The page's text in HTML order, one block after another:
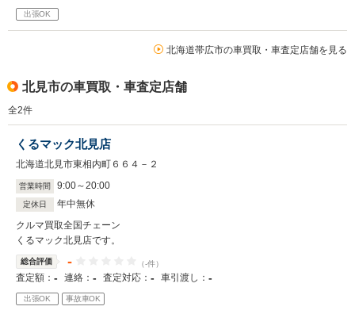
出張OK
北海道帯広市の車買取・車査定店舗を見る
北見市の車買取・車査定店舗
全2件
くるマック北見店
北海道北見市東相内町６６４－２
営業時間 9:00～20:00
定休日
年中無休
クルマ買取全国チェーン
くるマック北見店です。
総合評価 - （-件）
査定額： - 連絡： - 査定対応： - 車引渡し： -
出張OK 事故車OK